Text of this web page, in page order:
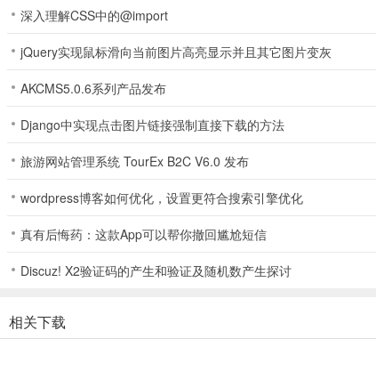
游戏总结
深入理解CSS中的@import
jQuery实现鼠标滑向当前图片高亮显示并且其它图片变灰
AKCMS5.0.6系列产品发布
Django中实现点击图片链接强制直接下载的方法
旅游网站管理系统 TourEx B2C V6.0 发布
wordpress博客如何优化，设置更符合搜索引擎优化
真有后悔药：这款App可以帮你撤回尴尬短信
Discuz! X2验证码的产生和验证及随机数产生探讨
相关下载